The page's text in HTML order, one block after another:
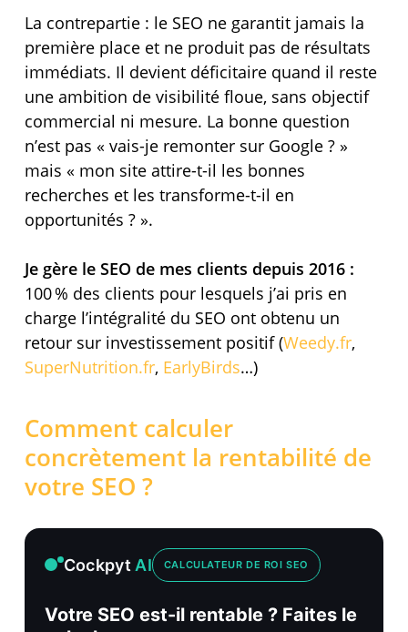
La contrepartie : le SEO ne garantit jamais la
première place et ne produit pas de résultats
immédiats. Il devient déficitaire quand il reste
une ambition de visibilité floue, sans objectif
commercial ni mesure. La bonne question
n’est pas « vais-je remonter sur Google ? »
mais « mon site attire-t-il les bonnes
recherches et les transforme-t-il en
opportunités ? ».
Je gère le SEO de mes clients depuis 2016 :
100 % des clients pour lesquels j’ai pris en
charge l’intégralité du SEO ont obtenu un
retour sur investissement positif (Weedy.fr,
SuperNutrition.fr, EarlyBirds…)
Comment calculer
concrètement la rentabilité de
votre SEO ?
Cockpyt AI CALCULATEUR DE ROI SEO
Votre SEO est-il rentable ? Faites le